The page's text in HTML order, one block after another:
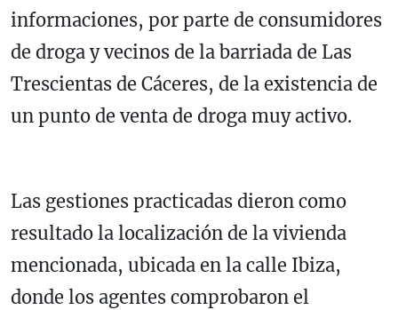
informaciones, por parte de consumidores
de droga y vecinos de la barriada de Las
Trescientas de Cáceres, de la existencia de
un punto de venta de droga muy activo.
Las gestiones practicadas dieron como
resultado la localización de la vivienda
mencionada, ubicada en la calle Ibiza,
donde los agentes comprobaron el